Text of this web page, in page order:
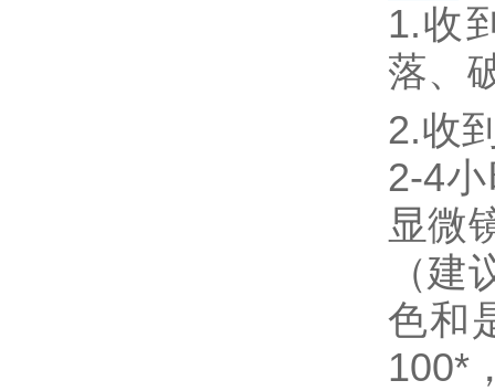
1.收
落、
2.收
2-4
显微
（
色和
100*